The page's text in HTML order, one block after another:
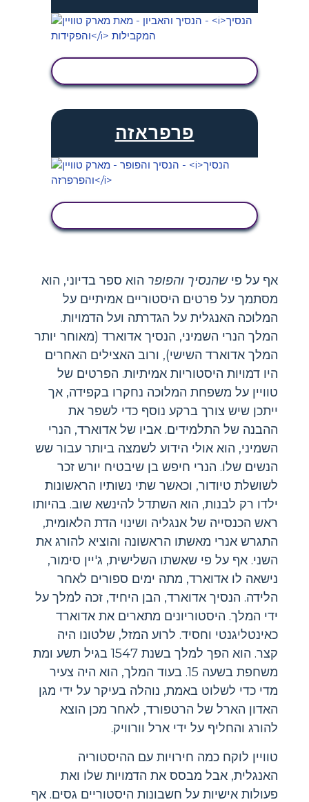
פרפראזה
אף על פישהנסיך והפופר הוא ספר בדיוני, הוא
מסתמך על פרטים היסטוריים אמיתיים על
המלוכה האנגלית על הגדרתה ועל הדמויות.
המלך הנרי השמיני, הנסיך אדוארד (מאוחר יותר
המלך אדוארד השישי), ורוב האצילים האחרים
היו דמויות היסטוריות אמיתיות. הפרטים של
טוויין על משפחת המלוכה נחקרו בקפידה, אך
ייתכן שיש צורך ברקע נוסף כדי לשפר את
ההבנה של התלמידים. אביו של אדוארד, הנרי
השמיני, הוא אולי הידוע לשמצה ביותר עבור שש
הנשים שלו. הנרי חיפש בן שיבטיח יורש זכר
לשושלת טיודור, וכאשר שתי נשותיו הראשונות
ילדו רק לבנות, הוא השתדל להינשא שוב. בהיותו
ראש הכנסייה של אנגליה ושינוי הדת הלאומית,
התגרש אנרי מאשתו הראשונה והוציא להורג את
השני. אף על פי שאשתו השלישית, ג'יין סימור,
נישאה לו אדוארד, מתה ימים ספורים לאחר
הלידה. הנסיך אדוארד, הבן היחיד, זכה למלך על
ידי המלך. היסטוריונים מתארים את אדוארד
כאינטליגנטי וחסיד. לרוע המזל, שלטונו היה
קצר. הוא הפך למלך בשנת 1547 בגיל תשע ומת
משחפת בשעה 15. בעוד המלך, הוא היה צעיר
מדי כדי לשלוט באמת, נוהלה בעיקר על ידי מגן
האדון הארל של הרטפורד, לאחר מכן הוצא
להורג והחליף על ידי ארל וורוויק.
טוויין לוקח כמה חירויות עם ההיסטוריה
האנגלית, אבל מבסס את הדמויות שלו ואת
פעולות אישיות על חשבונות היסטוריים גסים. אף